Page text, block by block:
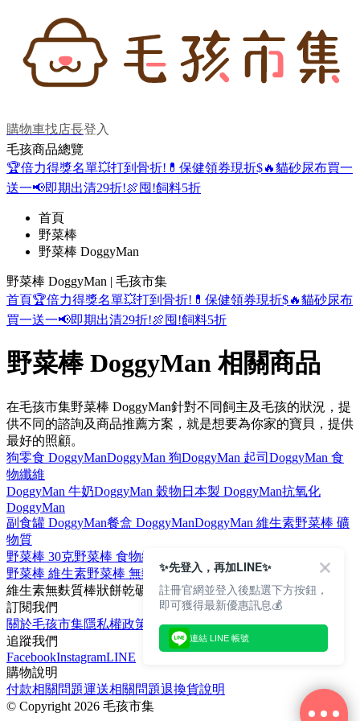
購物車找店長登入
毛孩商品總覽
🏆倍力得獎名單💥打到骨折! 💊保健領券現折$🔥貓砂尿布買一
送一📢即期出清29折!🍖囤!飼料5折
首頁
野菜棒
野菜棒 DoggyMan
野菜棒 DoggyMan | 毛孩市集
首頁🏆倍力得獎名單💥打到骨折! 💊保健領券現折$🔥貓砂尿布
買一送一📢即期出清29折!🍖囤!飼料5折
野菜棒 DoggyMan 相關商品
在毛孩市集野菜棒 DoggyMan針對不同飼主及毛孩的狀況，提
供不同的諮詢及商品推薦方案，就是想要為你家的寶貝，提供
最好的照顧。
狗零食 DoggyManDoggyMan 狗DoggyMan 起司 DoggyMan 食
物纖維
DoggyMan 牛奶DoggyMan 穀物 日本製 DoggyMan抗氧化
DoggyMan
副食罐 DoggyMan餐盒 DoggyManDoggyMan 維生素野菜棒 礦
物質
野菜棒 30克野菜棒 食物纖維
野菜棒 維生素野菜棒 無麩質野菜棒 狗野菜棒 野菜
維生素無麩質棒狀餅乾礦物質狗零食
訂閱我們
關於毛孩市集隱私權政策
文章
追蹤我們
FacebookInstagramLINE
購物說明
付款相關問題運送相關問題退換貨說明
© Copyright 2026 毛孩市集
✨先登入，再加LINE✨
註冊官網並登入後點選下方按鈕，
即可獲得最新優惠訊息💰
連結 LINE 帳號